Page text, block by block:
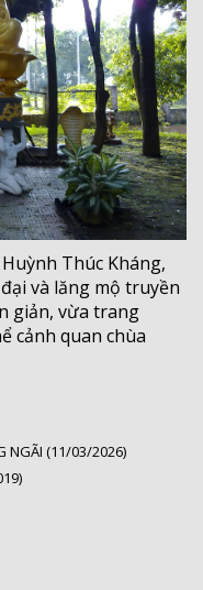
Thúc Kháng,
và lăng mộ truyền
giản, vừa trang
cảnh quan chùa
NGÃI (11/03/2026)